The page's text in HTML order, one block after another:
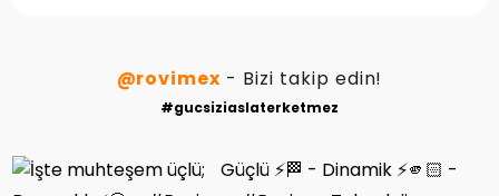
@rovimex - Bizi takip edin!
#gucsiziaslaterketmez